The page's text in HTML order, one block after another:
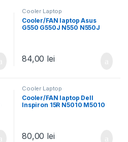
Cooler Laptop
Cooler/FAN laptop Asus
G550 G550J N550 N550J
84,00 lei
Cooler Laptop
Cooler/FAN laptop Dell
Inspiron 15R N5010 M5010
80,00 lei